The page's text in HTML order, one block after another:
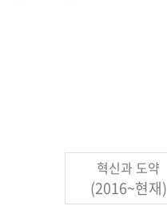
혁신과 도약
(2016~현재)